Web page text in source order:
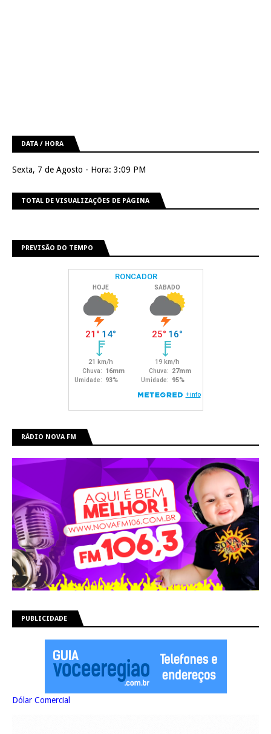
DATA / HORA
Sexta, 7 de Agosto - Hora: 3:09 PM
TOTAL DE VISUALIZAÇÕES DE PÁGINA
PREVISÃO DO TEMPO
RÁDIO NOVA FM
PUBLICIDADE
Dólar Comercial